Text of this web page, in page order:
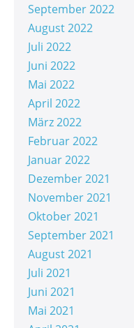
September 2022
August 2022
Juli 2022
Juni 2022
Mai 2022
April 2022
März 2022
Februar 2022
Januar 2022
Dezember 2021
November 2021
Oktober 2021
September 2021
August 2021
Juli 2021
Juni 2021
Mai 2021